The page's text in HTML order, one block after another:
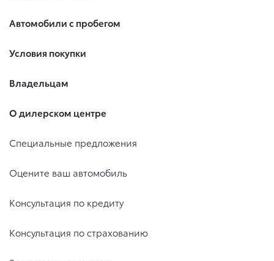
Автомобили с пробегом
Условия покупки
Владельцам
О дилерском центре
Специальные предложения
Оцените ваш автомобиль
Консультация по кредиту
Консультация по страхованию